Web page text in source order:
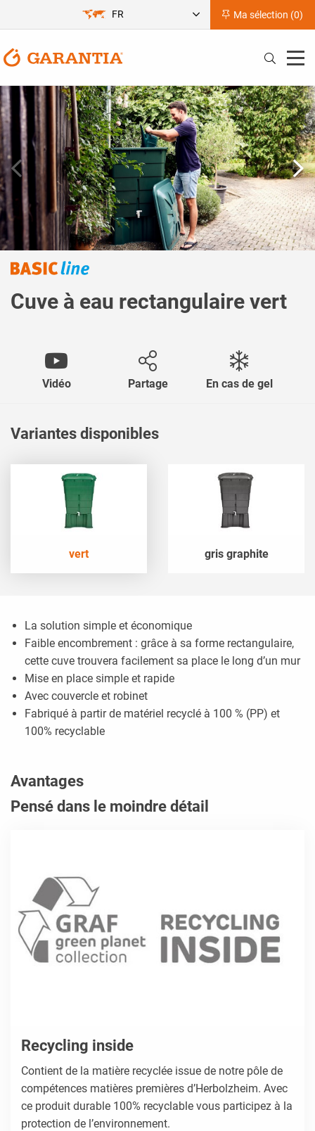
Ma sélection (0)
FR
Cuve à eau rectangulaire vert
Vidéo Partage En cas de gel
Variantes disponibles
vert gris graphite
La solution simple et économique
Faible encombrement : grâce à sa forme rectangulaire,
cette cuve trouvera facilement sa place le long d’un mur
Mise en place simple et rapide
Avec couvercle et robinet
Fabriqué à partir de matériel recyclé à 100 % (PP) et
100% recyclable
Avantages
Pensé dans le moindre détail
Recycling inside
Contient de la matière recyclée issue de notre pôle de
compétences matières premières d’Herbolzheim. Avec
ce produit durable 100% recyclable vous participez à la
protection de l’environnement.